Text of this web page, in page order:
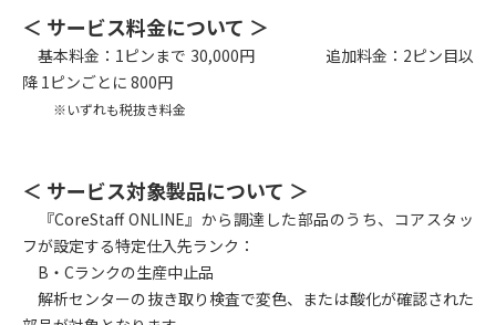
＜ サービス料金について ＞
基本料金：1ピンまで 30,000円 追加料金：2ピン目以
降 1ピンごとに 800円
※いずれも税抜き料金
＜ サービス対象製品について ＞
『CoreStaff ONLINE』から調達した部品のうち、コアスタッ
フが設定する特定仕入先ランク：
B ・Cランクの生産中止品
解析センターの抜き取り検査で変色、または酸化が確認された